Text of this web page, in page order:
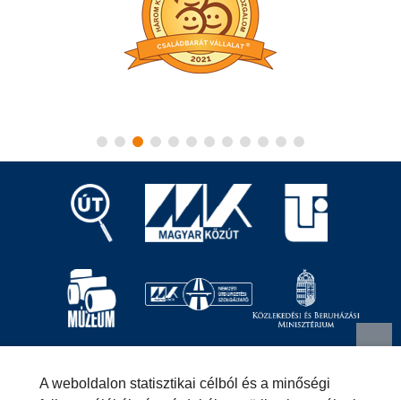
1024 Budapest, Fényes
Elek utca 7-13.
+36 (1) 819-9000 info@kozut.hu
A weboldalon statisztikai célból és a minőségi